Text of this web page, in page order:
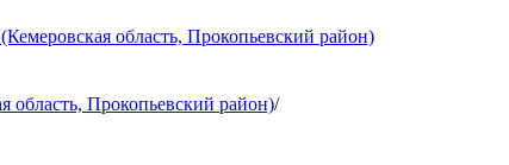
область, Прокопьевский район)
область, Прокопьевский район)/